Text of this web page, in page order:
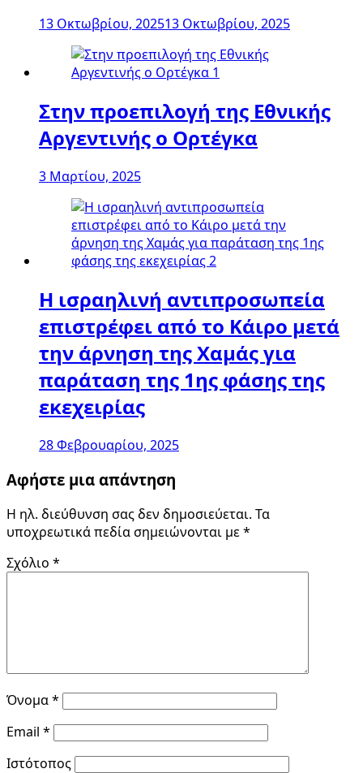
13 Οκτωβρίου, 202513 Οκτωβρίου, 2025
Στην προεπιλογή της Εθνικής
Αργεντινής ο Ορτέγκα
3 Μαρτίου, 2025
Η ισραηλινή αντιπροσωπεία
επιστρέφει από το Κάιρο μετά
την άρνηση της Χαμάς για
παράταση της 1ης φάσης της
εκεχειρίας
28 Φεβρουαρίου, 2025
Αφήστε μια απάντηση
Η ηλ. διεύθυνση σας δεν δημοσιεύεται. Τα
υποχρεωτικά πεδία σημειώνονται με*
Σχόλιο *
Όνομα*
Email *
Ιστότοπος